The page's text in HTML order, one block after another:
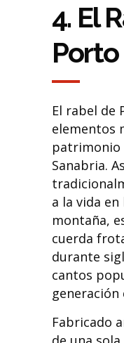
4. El
Porto
El rabel de
elementos
patrimonio
Sanabria.
a la vida en
montaña,
cuerda
durante
cantos
generación
Fabricado